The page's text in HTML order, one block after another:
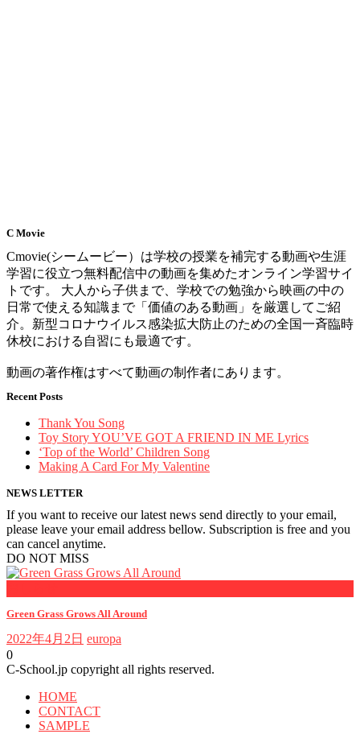
C Movie
Cmovie(シームービー）は学校の授業を補完する動画や生涯
学習に役立つ無料配信中の動画を集めたオンライン学習サイ
トです。 大人から子供まで、学校での勉強から映画の中の
日常で使える知識まで「価値のある動画」を厳選してご紹
介。新型コロナウイルス感染拡大防止のための全国一斉臨時
休校における自習にも最適です。
動画の著作権はすべて動画の制作者にあります。
Recent Posts
Thank You Song
Toy Story YOU’VE GOT A FRIEND IN ME Lyrics
‘Top of the World’ Children Song
Making A Card For My Valentine
NEWS LETTER
If you want to receive our latest news send directly to your email,
please leave your email address bellow. Subscription is free and you
can cancel anytime.
DO NOT MISS
Green Grass Grows All Around
2022年4月2日 europa
0
C-School.jp copyright all rights reserved.
HOME
CONTACT
SAMPLE